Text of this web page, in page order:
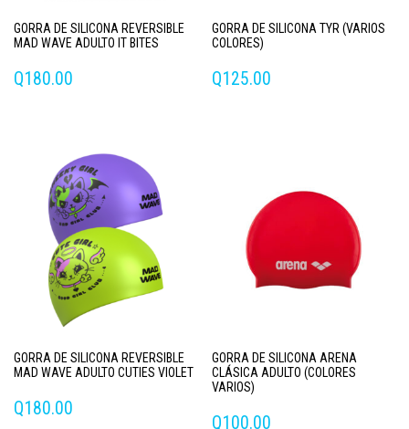
GORRA DE SILICONA REVERSIBLE
MAD WAVE ADULTO IT BITES
Q180.00
GORRA DE SILICONA TYR (VARIOS
COLORES)
Q125.00
opciones
pueden
de
producto
GORRA DE SILICONA REVERSIBLE
MAD WAVE ADULTO CUTIES VIOLET
Q180.00
GORRA DE SILICONA ARENA
CLÁSICA ADULTO (COLORES
VARIOS)
Q100.00